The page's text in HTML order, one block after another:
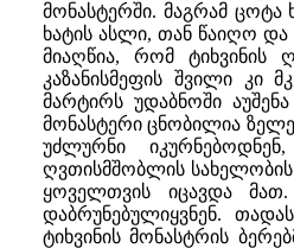
მონასტერში. მაგრამ ცოტა
ხატის ასლი, თან წაიღო და
მიაღწია, რომ ტიხვინის
კაზანისმეფის შვილი კი
მარტირს უდაბნოში
მონასტერი ცნობილია
უძლურნი
ღვთისმშობლის სახელობის
ყოველთვის იცავდა
დაბრუნებულიყვნენ.
ტიხვინის მონასტრის